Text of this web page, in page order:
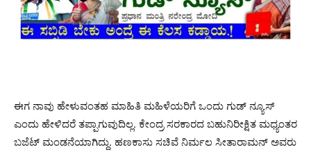
ಈಗ ನಾವು ಹೇಳುವಂತಹ ಮಾಹಿತಿ ಮಹಿಳೆಯರಿಗೆ ಒಂದು ಗುಡ್ ನ್ಯೂಸ್
ಎಂದು ಹೇಳಿದರೆ ತಪ್ಪಾಗುವುದಿಲ್ಲ. ಕೇಂದ್ರ ಸರಕಾರದ ಬಹುನಿರೀಕ್ಷಿತ ಮಧ್ಯಂತರ
ಬಜೆಟ್ ಮಂಡನೆಯಾಗಿದ್ದು. ಹಣಕಾಸು ಸಚಿವೆ ನಿರ್ಮಲ ಸೀತಾರಾಮನ್ ಅವರು